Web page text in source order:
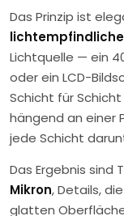
Das Prinzip ist
Lichtquelle — ein
oder ein LCD-
Schicht für
hängend an einer
jede Schicht
Das Ergebnis sind
Mikron, Details,
glatten